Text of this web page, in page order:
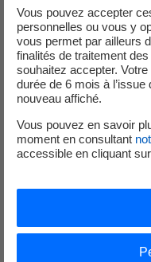
centrale, niveau sonore
conversation courante.
Assurer
Le site est
Le parc à
incendie majeur
Le personnel a
Vous pouvez accepter
personnelles ou vous y
vous permet par ailleurs
finalités de traitement
souhaitez accepter.
durée de 6 mois à
nouveau affiché.
Vous pouvez en savoir
moment en consultant
accessible en cliquant